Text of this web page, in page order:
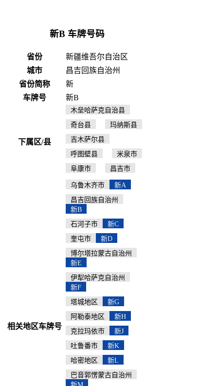
新B 车牌号码
省份
新疆维吾尔自治区
城市
昌吉回族自治州
省份简称
新
车牌号
新B
下属区/县
木垒哈萨克自治县
奇台县
玛纳斯县
吉木萨尔县
呼图壁县
米泉市
阜康市
昌吉市
相关地区车牌号
乌鲁木齐市
新A
昌吉回族自治州
新B
石河子市
新C
奎屯市
新D
博尔塔拉蒙古自治州
新E
伊犁哈萨克自治州
新F
塔城地区
新G
阿勒泰地区
新H
克拉玛依市
新J
吐鲁番市
新K
哈密地区
新L
巴音郭愣蒙古自治州